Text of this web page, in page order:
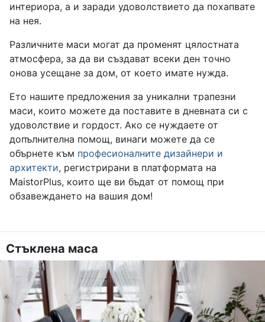
интериора, а и заради удоволствието да похапвате
на нея.
Различните маси могат да променят цялостната
атмосфера, за да ви създават всеки ден точно
онова усещане за дом, от което имате нужда.
Ето нашите предложения за уникални трапезни
маси, които можете да поставите в дневната си с
удоволствие и гордост. Ако се нуждаете от
допълнителна помощ, винаги можете да се
обърнете към професионалните дизайнери и
архитекти, регистрирани в платформата на
MaistorPlus, които ще ви бъдат от помощ при
обзавеждането на вашия дом!
Стъклена маса